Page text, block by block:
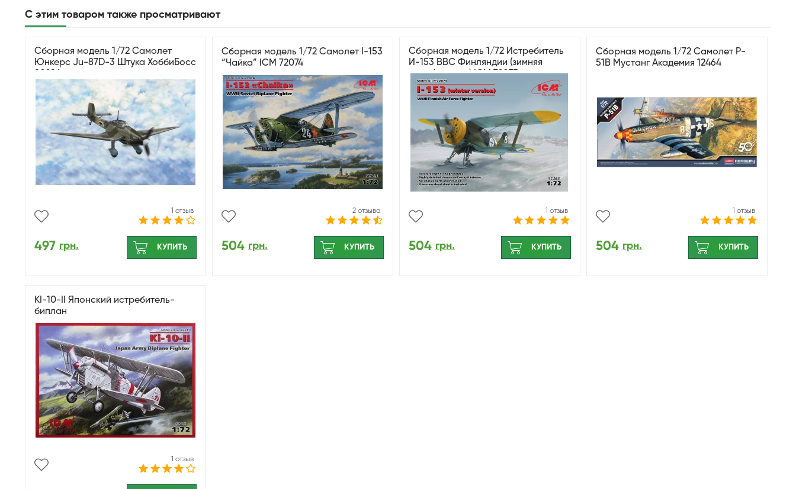
С этим товаром также просматривают
Сборная модель 1/72 Самолет
Юнкерс Ju-87D-3 Штука ХоббиБосс
1 отзыв
497 грн. КУПИТЬ
Сборная модель 1/72 Самолет I-153
“Чайка” ICM 72074
2 отзыва
504 грн. КУПИТЬ
Сборная модель 1/72 Истребитель
И-153 ВВС Финляндии (зимняя
модификация) ICM 72075
1 отзыв
504 грн. КУПИТЬ
Сборная модель 1/72 Самолет P-
51B Мустанг Академия 12464
1 отзыв
504 грн. КУПИТЬ
KI-10-ІІ Японский истребитель-
биплан
1 отзыв